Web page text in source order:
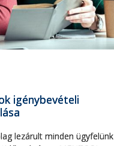
igénybevételi
lezárult minden ügyfelünk